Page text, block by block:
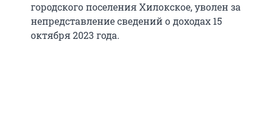
городского поселения Хилокское, уволен за
непредставление сведений о доходах 15
октября 2023 года.